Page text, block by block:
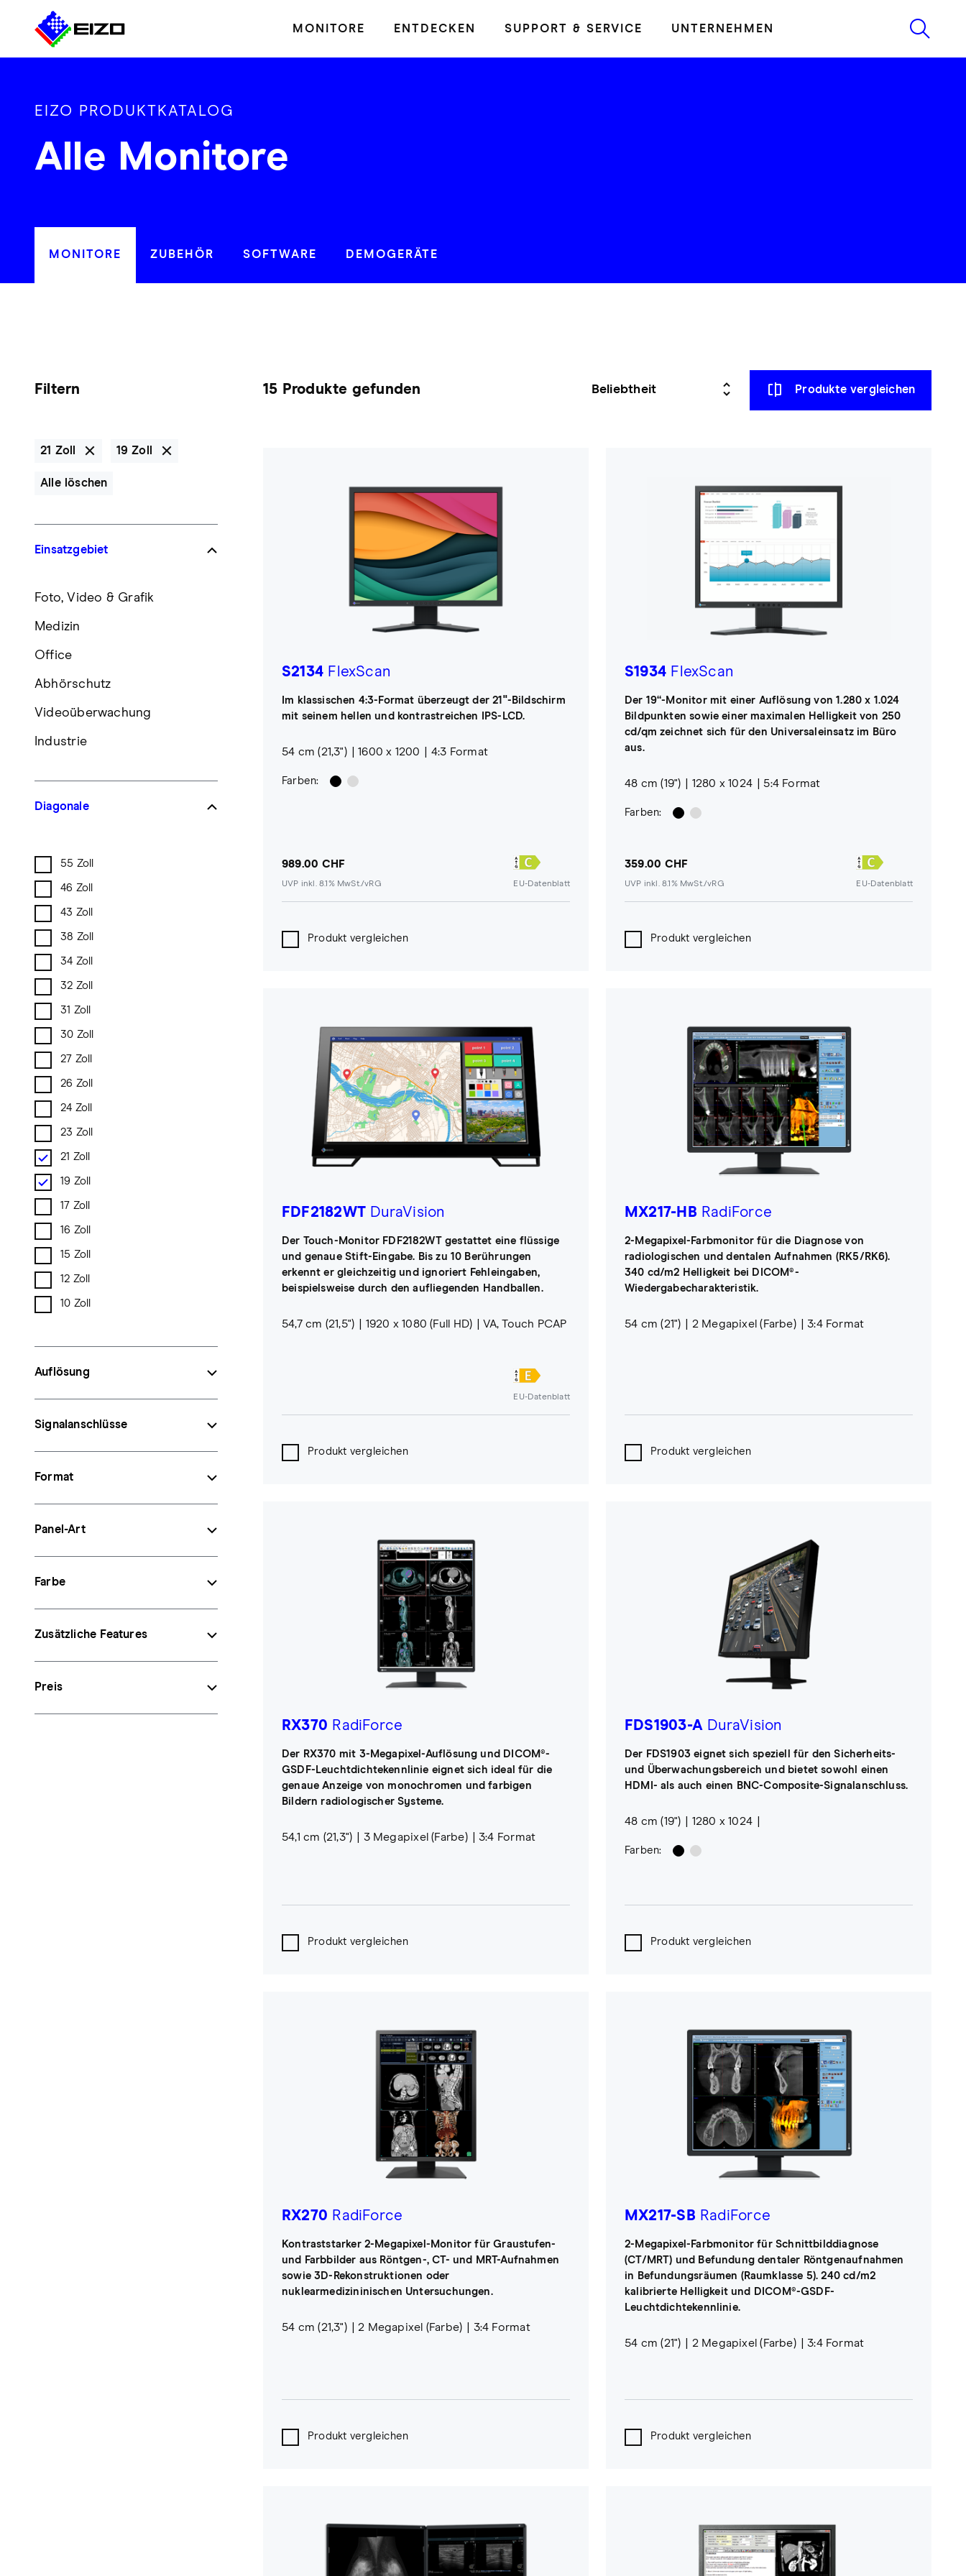
MONITORE ENTDECKEN SUPPORT & SERVICE UNTERNEHMEN
EIZO PRODUKTKATALOG
Alle Monitore
MONITORE ZUBEHÖR SOFTWARE DEMOGERÄTE
Filtern 15 Produkte gefunden Produkte vergleichen
21 Zoll 19 Zoll
Alle löschen
Einsatzgebiet
Foto, Video & Grafik
Medizin
Office
Abhörschutz
Videoüberwachung
Industrie
Diagonale
55 Zoll
46 Zoll
43 Zoll
38 Zoll
34 Zoll
32 Zoll
31 Zoll
30 Zoll
27 Zoll
26 Zoll
24 Zoll
23 Zoll
21 Zoll
19 Zoll
17 Zoll
16 Zoll
15 Zoll
12 Zoll
10 Zoll
Auflösung
Signalanschlüsse
Format
Panel-Art
Farbe
Zusätzliche Features
Preis
S2134 FlexScan
Im klassischen 4:3-Format überzeugt der 21"-Bildschirm
mit seinem hellen und kontrastreichen IPS-LCD.
54 cm (21,3") 1600 x 1200 4:3 Format
Farben:
989.00 CHF
UVP inkl. 8.1% MwSt./vRG EU-Datenblatt
Produkt vergleichen
S1934 FlexScan
Der 19“-Monitor mit einer Auflösung von 1.280 x 1.024
Bildpunkten sowie einer maximalen Helligkeit von 250
cd/qm zeichnet sich für den Universaleinsatz im Büro
aus.
48 cm (19") 1280 x 1024 5:4 Format
Farben:
359.00 CHF
UVP inkl. 8.1% MwSt./vRG EU-Datenblatt
Produkt vergleichen
FDF2182WTDuraVision
Der Touch-Monitor FDF2182WT gestattet eine flüssige
und genaue Stift-Eingabe. Bis zu 10 Berührungen
erkennt er gleichzeitig und ignoriert Fehleingaben,
beispielsweise durch den aufliegenden Handballen.
54,7 cm (21,5") 1920 x 1080 (Full HD) VA, Touch PCAP
EU-Datenblatt
Produkt vergleichen
MX217-HB RadiForce
2-Megapixel-Farbmonitor für die Diagnose von
radiologischen und dentalen Aufnahmen (RK5/RK6).
340 cd/m2 Helligkeit bei DICOM®-
Wiedergabecharakteristik.
54 cm (21") 2 Megapixel (Farbe) 3:4 Format
Produkt vergleichen
RX370 RadiForce
Der RX370 mit 3-Megapixel-Auflösung und DICOM®-
GSDF-Leuchtdichtekennlinie eignet sich ideal für die
genaue Anzeige von monochromen und farbigen
Bildern radiologischer Systeme.
54,1 cm (21,3") 3 Megapixel (Farbe) 3:4 Format
Produkt vergleichen
FDS1903-ADuraVision
Der FDS1903 eignet sich speziell für den Sicherheits-
und Überwachungsbereich und bietet sowohl einen
HDMI- als auch einen BNC-Composite-Signalanschluss.
48 cm (19") 1280 x 1024
Farben:
Produkt vergleichen
RX270 RadiForce
Kontraststarker 2-Megapixel-Monitor für Graustufen-
und Farbbilder aus Röntgen-, CT- und MRT-Aufnahmen
sowie 3D-Rekonstruktionen oder
nuklearmedizininischen Untersuchungen.
54 cm (21,3") 2 Megapixel (Farbe) 3:4 Format
Produkt vergleichen
MX217-SB RadiForce
2-Megapixel-Farbmonitor für Schnittbilddiagnose
(CT/MRT) und Befundung dentaler Röntgenaufnahmen
in Befundungsräumen (Raumklasse 5). 240 cd/m2
kalibrierte Helligkeit und DICOM®-GSDF-
Leuchtdichtekennlinie.
54 cm (21") 2 Megapixel (Farbe) 3:4 Format
Produkt vergleichen